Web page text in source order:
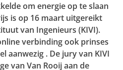
om energie op te slaan
is op 16 maart uitgereikt
van Ingenieurs (KIVI).
verbinding ook prinses
aanwezig . De jury van KIVI
van Van Rooij aan de